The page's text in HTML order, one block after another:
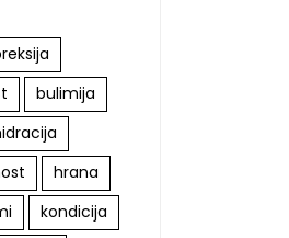
bulimija
hrana
kondicija